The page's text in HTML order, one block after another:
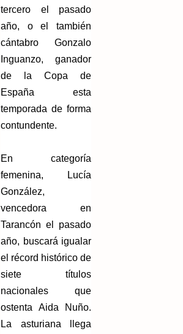
tercero el pasado
año, o el también
cántabro Gonzalo
Inguanzo, ganador
de la Copa de
España esta
temporada de forma
contundente.
En categoría
femenina, Lucía
González,
vencedora en
Tarancón el pasado
año, buscará igualar
el récord histórico de
siete títulos
nacionales que
ostenta Aida Nuño.
La asturiana llega